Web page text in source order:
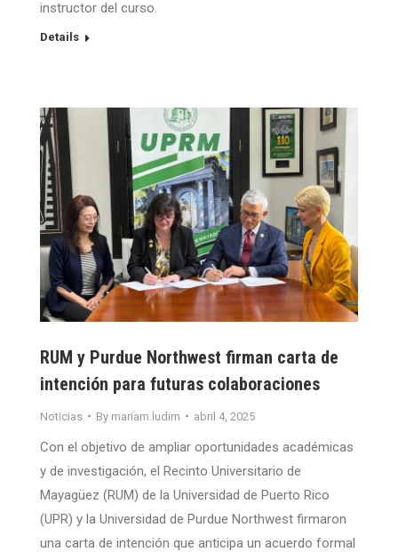
instructor del curso.
Details
RUM y Purdue Northwest firman carta de
intención para futuras colaboraciones
Noticias By mariam.ludim abril 4, 2025
Con el objetivo de ampliar oportunidades académicas
y de investigación, el Recinto Universitario de
Mayagüez (RUM) de la Universidad de Puerto Rico
(UPR) y la Universidad de Purdue Northwest firmaron
una carta de intención que anticipa un acuerdo formal